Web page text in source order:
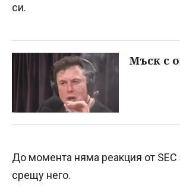
си.
Мъск с
До момента няма реакция от
срещу него.